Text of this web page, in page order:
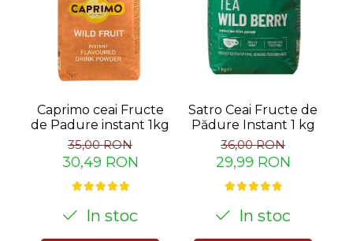
Caprimo ceai Fructe
de Padure instant 1kg
35,00 RON
30,49 RON
In stoc
Satro Ceai Fructe de
Pădure Instant 1 kg
36,00 RON
29,99 RON
In stoc